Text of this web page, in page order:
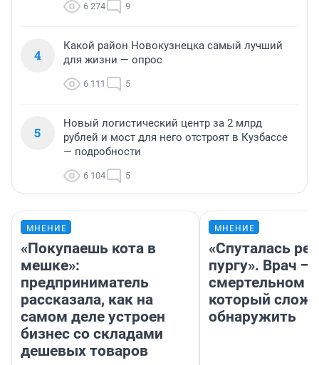
6 274 9
4
Какой район Новокузнецка самый лучший
для жизни — опрос
6 111 5
5
Новый логистический центр за 2 млрд
рублей и мост для него отстроят в Кузбассе
— подробности
6 104 5
МНЕНИЕ
«Покупаешь кота в
мешке»:
предприниматель
рассказала, как на
самом деле устроен
бизнес со складами
дешевых товаров
МНЕНИЕ
«Спуталась
пургу». Врач —
смертельном
который
обнаружить